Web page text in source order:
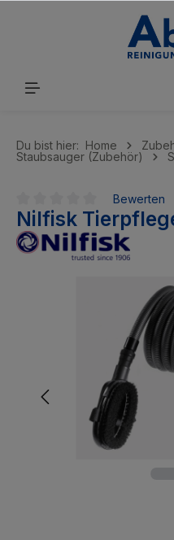
Du bist hier: Home
Staubsauger (Zubehör)
Durchschnittliche
Bewerten
Nilfisk